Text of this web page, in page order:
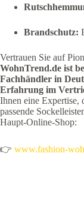
Brandschutz:
Vertrauen Sie auf
WohnTrend.de ist
Fachhändler in
Erfahrung im
Ihnen eine
passende
Haupt-Online-Shop:
👉 www.fashion-